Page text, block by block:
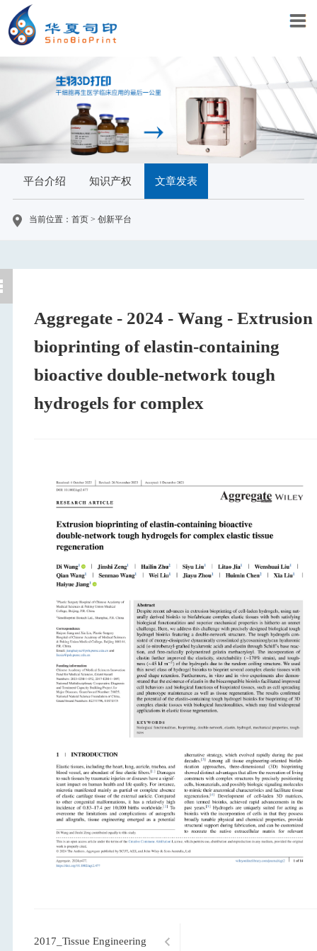
平台介绍 知识产权 文章发表
当前位置：首页 > 创新平台
Aggregate - 2024 - Wang - Extrusion
bioprinting of elastin‐containing
bioactive double‐network tough
hydrogels for complex
2017_Tissue Engineering